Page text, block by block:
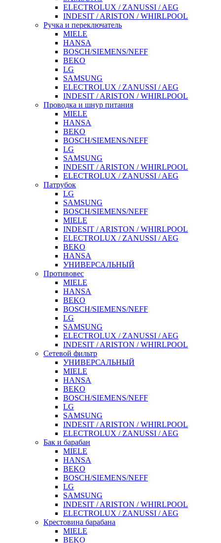
ELECTROLUX / ZANUSSI / AEG
INDESIT / ARISTON / WHIRLPOOL
Ручка и переключатель
MIELE
HANSA
BOSCH/SIEMENS/NEFF
BEKO
LG
SAMSUNG
ELECTROLUX / ZANUSSI / AEG
INDESIT / ARISTON / WHIRLPOOL
Проводка и шнур питания
MIELE
HANSA
BEKO
BOSCH/SIEMENS/NEFF
LG
SAMSUNG
INDESIT / ARISTON / WHIRLPOOL
ELECTROLUX / ZANUSSI / AEG
Патрубок
LG
SAMSUNG
BOSCH/SIEMENS/NEFF
MIELE
INDESIT / ARISTON / WHIRLPOOL
ELECTROLUX / ZANUSSI / AEG
BEKO
HANSA
УНИВЕРСАЛЬНЫЙ
Противовес
MIELE
HANSA
BEKO
BOSCH/SIEMENS/NEFF
LG
SAMSUNG
ELECTROLUX / ZANUSSI / AEG
INDESIT / ARISTON / WHIRLPOOL
Сетевой фильтр
УНИВЕРСАЛЬНЫЙ
MIELE
HANSA
BEKO
BOSCH/SIEMENS/NEFF
LG
SAMSUNG
INDESIT / ARISTON / WHIRLPOOL
ELECTROLUX / ZANUSSI / AEG
Бак и барабан
MIELE
HANSA
BEKO
BOSCH/SIEMENS/NEFF
LG
SAMSUNG
INDESIT / ARISTON / WHIRLPOOL
ELECTROLUX / ZANUSSI / AEG
Крестовина барабана
MIELE
BEKO